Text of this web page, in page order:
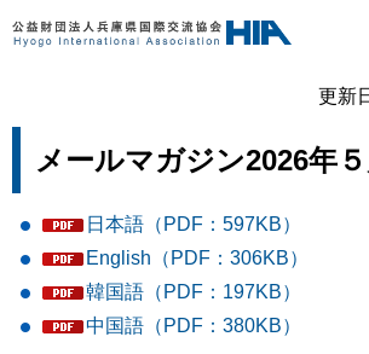
更新
メールマガジン2026年
日本語（PDF：597KB）
English（PDF：306KB）
韓国語（PDF：197KB）
中国語（PDF：380KB）